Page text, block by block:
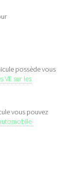
possède vous
VE sur les
vous pouvez